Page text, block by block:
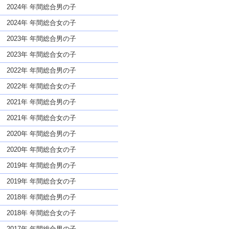
名前であっても奇抜すぎない
2024年 年間総合男の子
2024年 年間総合女の子
2023年 年間総合男の子
2023年 年間総合女の子
2022年 年間総合男の子
2022年 年間総合女の子
2021年 年間総合男の子
2021年 年間総合女の子
2020年 年間総合男の子
2020年 年間総合女の子
2019年 年間総合男の子
2019年 年間総合女の子
2018年 年間総合男の子
2018年 年間総合女の子